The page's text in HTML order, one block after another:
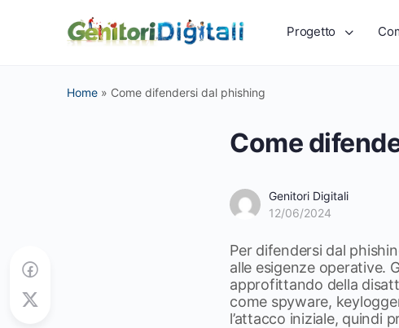
Progetto
Home » Come difendersi dal phishing
Come
Genitori Digitali
12/06/2024
Per difendersi dal
alle esigenze operative.
approfittando della
come spyware,
l’attacco iniziale, quindi